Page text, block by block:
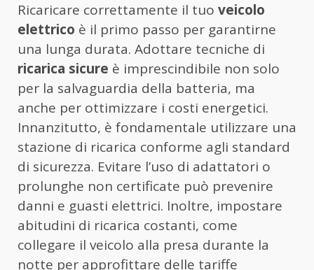
Ricaricare correttamente il tuo veicolo
elettrico è il primo passo per garantirne
una lunga durata. Adottare tecniche di
ricarica sicure è imprescindibile non solo
per la salvaguardia della batteria, ma
anche per ottimizzare i costi energetici.
Innanzitutto, è fondamentale utilizzare una
stazione di ricarica conforme agli standard
di sicurezza. Evitare l’uso di adattatori o
prolunghe non certificate può prevenire
danni e guasti elettrici. Inoltre, impostare
abitudini di ricarica costanti, come
collegare il veicolo alla presa durante la
notte per approfittare delle tariffe